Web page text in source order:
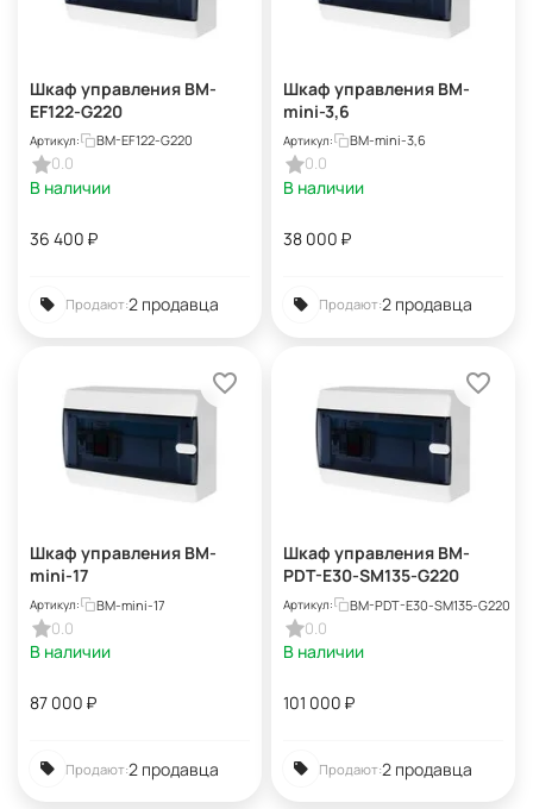
Шкаф управления BM-
EF122-G220
Артикул: BM-EF122-G220
0.0
В наличии
36 400 ₽
Продают:2 продавца
Шкаф управления BM-
mini-3,6
Артикул: BM-mini-3,6
0.0
В наличии
38 000 ₽
Продают:2 продавца
Шкаф управления BM-
mini-17
Артикул: BM-mini-17
0.0
В наличии
87 000 ₽
Продают:2 продавца
Шкаф управления BM-
PDT-E30-SM135-G220
Артикул: BM-PDT-E30-SM135-G220
0.0
В наличии
101 000 ₽
Продают:2 продавца